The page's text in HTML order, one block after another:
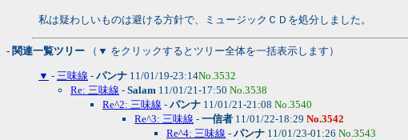
私は疑わしいものは避ける方針で、ミュージックＣＤを処分しました。
- 関連一覧ツリー （▼ をクリックするとツリー全体を一括表示します）
▼ - 三味線 - パンナ 11/01/19-23:14No.3532
Re: 三味線 - Salam 11/01/21-17:50 No.3538
Re^2: 三味線 - パンナ 11/01/21-21:08 No.3540
Re^3: 三味線 - 一信者 11/01/22-18:29 No.3542
Re^4: 三味線 - パンナ 11/01/23-01:26 No.3543